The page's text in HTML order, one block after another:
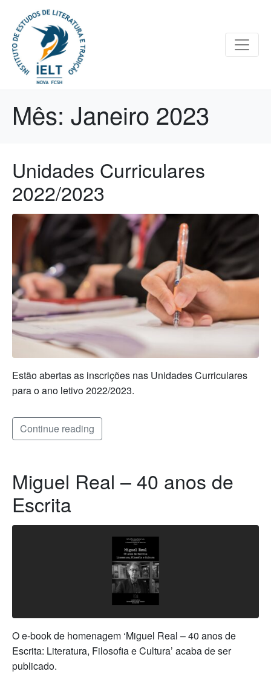
Mês: Janeiro 2023
Unidades Curriculares
2022/2023
Estão abertas as inscrições nas Unidades Curriculares
para o ano letivo 2022/2023.
Continue reading
Miguel Real – 40 anos de
Escrita
O e-book de homenagem ‘Miguel Real – 40 anos de
Escrita: Literatura, Filosofia e Cultura’ acaba de ser
publicado.